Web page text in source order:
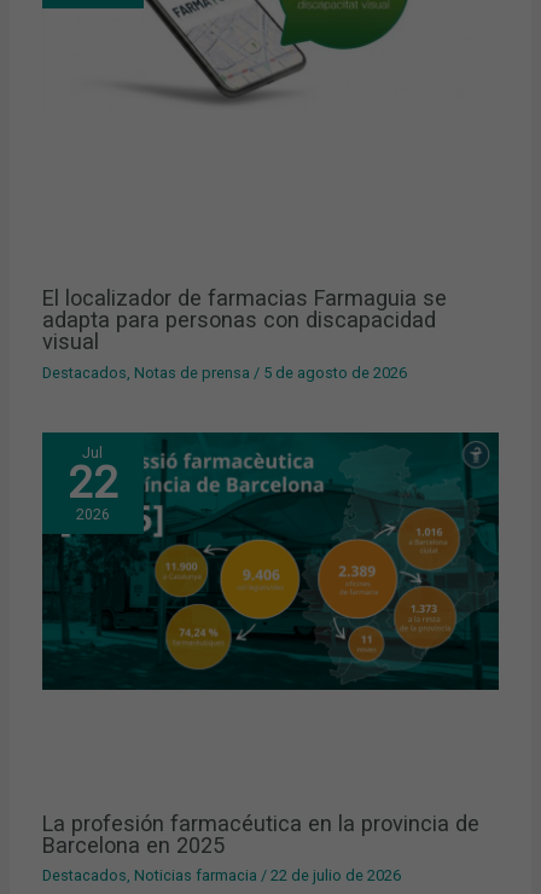
El localizador de farmacias Farmaguia se
adapta para personas con discapacidad
visual
Destacados Notas de prensa / 5 de agosto de 2026
Jul
22
2026
La profesión farmacéutica en la provincia de
Barcelona en 2025
Destacados, Noticias farmacia /22 de julio de 2026